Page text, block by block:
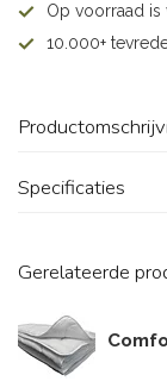
Op voorraad is
10.000+
Specificaties
Gerelateerde